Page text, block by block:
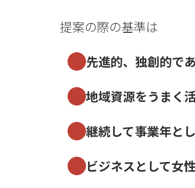
提案の際の基準は
先進的、独創的で
地域資源をうまく
継続して事業年と
ビジネスとして女